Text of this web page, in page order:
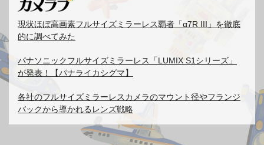
現状ほぼ高画素フルサイズミラーレス覇者「α7R III」を徹底
的に調べてみた
パナソニックフルサイズミラーレス「LUMIX S1シリーズ」
が発表！【パナライカシグマ】
各社のフルサイズミラーレスカメラのマウント径やフランジ
バックから導かれるレンズ戦略